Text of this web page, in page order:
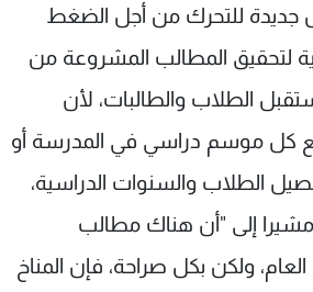
جديدة للتحرك من أجل الضغط
لتحقيق المطالب المشروعة من
الطلاب والطالبات، لأن
مع كل موسم دراسي في المدرسة أو
الطلاب والسنوات الدراسية،
إلى "أن هناك مطالب
ولكن بكل صراحة، فإن المناخ